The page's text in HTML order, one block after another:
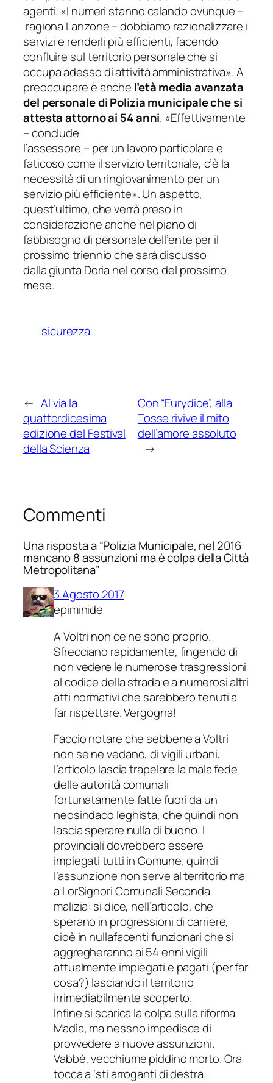
agenti. «I numeri stanno calando ovunque –
ragiona Lanzone –dobbiamo razionalizzare i
servizi e renderli più efficienti, facendo
confluire sul territorio personale che si
occupa adesso di attività amministrativa». A
preoccupare è anche l’età media avanzata
del personale di Polizia municipale che si
attesta attorno ai 54 anni. «Effettivamente
– conclude
l’assessore – per un lavoro particolare e
faticoso come il servizio territoriale, c’è la
necessità di un ringiovanimento per un
servizio più efficiente». Un aspetto,
quest’ultimo, che verrà preso in
considerazione anche nel piano di
fabbisogno di personale dell’ente per il
prossimo triennio che sarà discusso
dalla giunta Doria nel corso del prossimo
mese.
sicurezza
← Al via la
quattordicesima
edizione del Festival
della Scienza
Con “Eurydice”, alla
Tosse rivive il mito
dell’amore assoluto
→
Commenti
Una risposta a “Polizia Municipale, nel 2016
mancano 8 assunzioni ma è colpa della Città
Metropolitana”
3 Agosto 2017
epiminide
A Voltri non ce ne sono proprio.
Sfrecciano rapidamente, fingendo di
non vedere le numerose trasgressioni
al codice della strada e a numerosi altri
atti normativi che sarebbero tenuti a
far rispettare. Vergogna!
Faccio notare che sebbene a Voltri
non se ne vedano, di vigili urbani,
l’articolo lascia trapelare la mala fede
delle autorità comunali
fortunatamente fatte fuori da un
neosindaco leghista, che quindi non
lascia sperare nulla di buono. I
provinciali dovrebbero essere
impiegati tutti in Comune, quindi
l’assunzione non serve al territorio ma
a LorSignori Comunali Seconda
malizia: si dice, nell’articolo, che
sperano in progressioni di carriere,
cioè in nullafacenti funzionari che si
aggregheranno ai 54 enni vigili
attualmente impiegati e pagati (per far
cosa?) lasciando il territorio
irrimediabilmente scoperto.
Infine si scarica la colpa sulla riforma
Madìa, ma nessno impedisce di
provvedere a nuove assunzioni.
Vabbè, vecchiume piddino morto. Ora
tocca a ‘sti arroganti di destra.